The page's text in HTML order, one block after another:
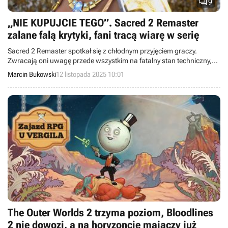
9
„NIE KUPUJCIE TEGO”. Sacred 2 Remaster
zalane falą krytyki, fani tracą wiarę w serię
Sacred 2 Remaster spotkał się z chłodnym przyjęciem graczy.
Zwracają oni uwagę przede wszystkim na fatalny stan techniczny,
który objawia się licznymi awariami i błędami.
Marcin Bukowski12 listopada 2025 10:01
The Outer Worlds 2 trzyma poziom, Bloodlines
2 nie dowozi, a na horyzoncie majaczy już